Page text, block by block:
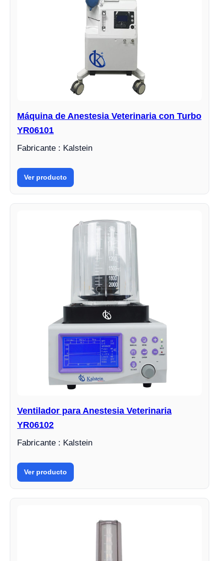
Máquina de Anestesia Veterinaria con Turbo
YR06101
Fabricante : Kalstein
Ver producto
Ventilador para Anestesia Veterinaria
YR06102
Fabricante : Kalstein
Ver producto